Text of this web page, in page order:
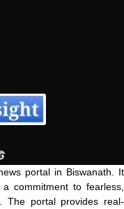
portal in Biswanath. It
commitment to fearless,
The portal provides real-